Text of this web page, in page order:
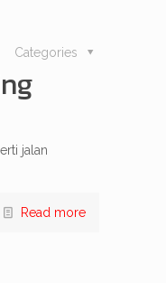
Categories
jalan
Read more